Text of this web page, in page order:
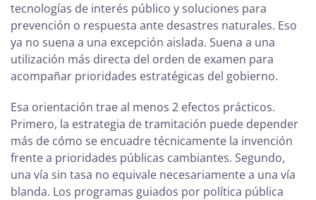
tecnologías de interés público y soluciones para
prevención o respuesta ante desastres naturales. Eso
ya no suena a una excepción aislada. Suena a una
utilización más directa del orden de examen para
acompañar prioridades estratégicas del gobierno.
Esa orientación trae al menos 2 efectos prácticos.
Primero, la estrategia de tramitación puede depender
más de cómo se encuadre técnicamente la invención
frente a prioridades públicas cambiantes. Segundo,
una vía sin tasa no equivale necesariamente a una vía
blanda. Los programas guiados por política pública